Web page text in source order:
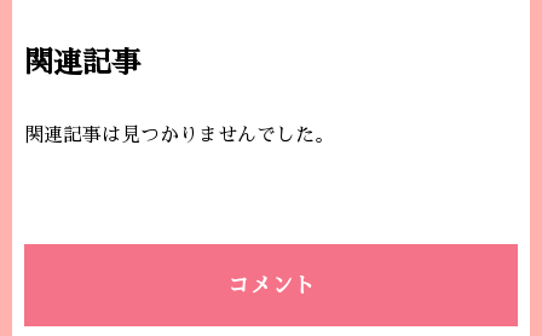
関連記事
関連記事は見つかりませんでした。
コメント